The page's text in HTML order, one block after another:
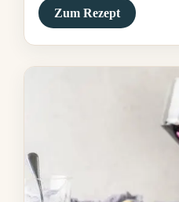
Zum Rezept